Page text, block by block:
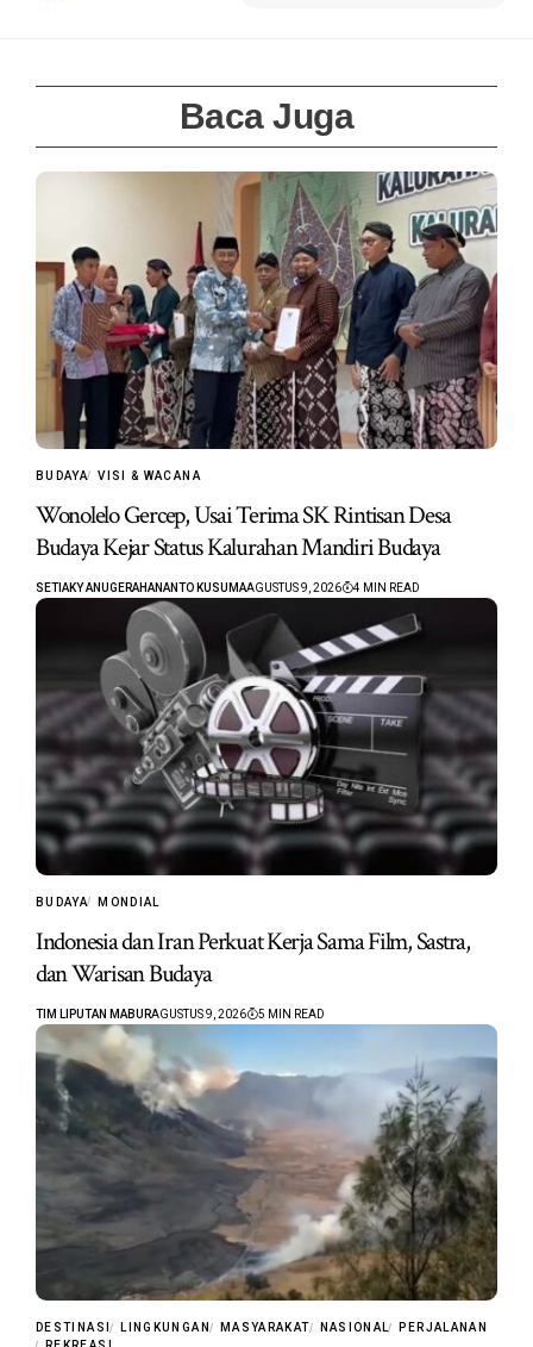
Baca Juga
BUDAYA VISI & WACANA
Wonolelo Gercep, Usai Terima SK Rintisan Desa
Budaya Kejar Status Kalurahan Mandiri Budaya
SETIAKY ANUGERAHANANTO KUSUMAAGUSTUS 9, 2026 4 MIN READ
BUDAYA MONDIAL
Indonesia dan Iran Perkuat Kerja Sama Film, Sastra,
dan Warisan Budaya
TIM LIPUTAN MABURAGUSTUS 9, 2026 5 MIN READ
DESTINASI LINGKUNGAN MASYARAKAT NASIONAL
PERJALANAN